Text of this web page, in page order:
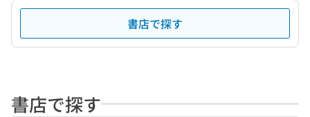
書店で探す
書店で探す